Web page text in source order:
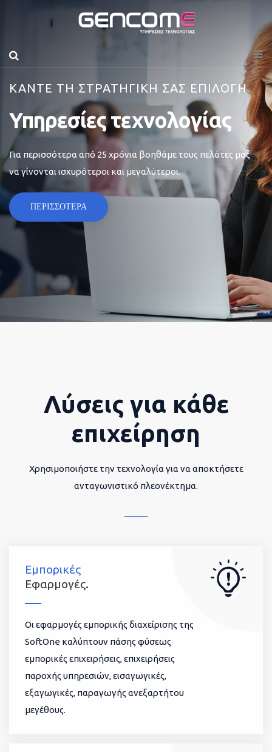
ΚΑΝΤΕ ΤΗ ΣΤΡΑΤΗΓΙΚΗ ΣΑΣ ΕΠΙΛΟΓΗ
Υπηρεσίες τεχνολογίας
Για περισσότερα από 25 χρόνια βοηθάμε τους πελάτες μας
να γίνονται ισχυρότεροι και μεγαλύτεροι.
ΠΕΡΙΣΣΟΤΕΡΑ
Λύσεις για κάθε
επιχείρηση
Χρησιμοποιήστε την τεχνολογία για να αποκτήσετε
ανταγωνιστικό πλεονέκτημα.
Εμπορικές
Εφαρμογές.
Οι εφαρμογές εμπορικής διαχείρισης της
SoftOne καλύπτουν πάσης φύσεως
εμπορικές επιχειρήσεις, επιχειρήσεις
παροχής υπηρεσιών, εισαγωγικές,
εξαγωγικές, παραγωγής ανεξαρτήτου
μεγέθους.